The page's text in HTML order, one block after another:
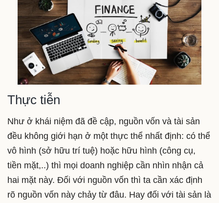
Thực tiễn
Như ở khái niệm đã đề cập, nguồn vốn và tài sản
đều không giới hạn ở một thực thể nhất định: có thể
vô hình (sở hữu trí tuệ) hoặc hữu hình (công cụ,
tiền mặt,..) thì mọi doanh nghiệp cần nhìn nhận cả
hai mặt này. Đối với nguồn vốn thì ta cần xác định
rõ nguồn vốn này chảy từ đâu. Hay đối với tài sản là